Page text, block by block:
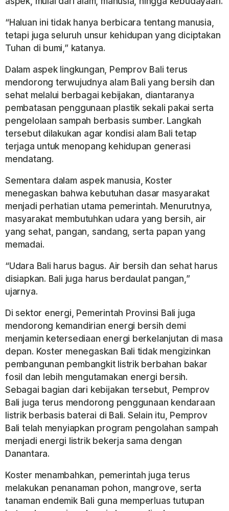
“Haluan ini tidak hanya berbicara tentang manusia,
tetapi juga seluruh unsur kehidupan yang diciptakan
Tuhan di bumi,” katanya.
Dalam aspek lingkungan, Pemprov Bali terus
mendorong terwujudnya alam Bali yang bersih dan
sehat melalui berbagai kebijakan, diantaranya
pembatasan penggunaan plastik sekali pakai serta
pengelolaan sampah berbasis sumber. Langkah
tersebut dilakukan agar kondisi alam Bali tetap
terjaga untuk menopang kehidupan generasi
mendatang.
Sementara dalam aspek manusia, Koster
menegaskan bahwa kebutuhan dasar masyarakat
menjadi perhatian utama pemerintah. Menurutnya,
masyarakat membutuhkan udara yang bersih, air
yang sehat, pangan, sandang, serta papan yang
memadai.
“Udara Bali harus bagus. Air bersih dan sehat harus
disiapkan. Bali juga harus berdaulat pangan,”
ujarnya.
Di sektor energi, Pemerintah Provinsi Bali juga
mendorong kemandirian energi bersih demi
menjamin ketersediaan energi berkelanjutan di masa
depan. Koster menegaskan Bali tidak mengizinkan
pembangunan pembangkit listrik berbahan bakar
fosil dan lebih mengutamakan energi bersih.
Sebagai bagian dari kebijakan tersebut, Pemprov
Bali juga terus mendorong penggunaan kendaraan
listrik berbasis baterai di Bali. Selain itu, Pemprov
Bali telah menyiapkan program pengolahan sampah
menjadi energi listrik bekerja sama dengan
Danantara.
Koster menambahkan, pemerintah juga terus
melakukan penanaman pohon, mangrove, serta
tanaman endemik Bali guna memperluas tutupan